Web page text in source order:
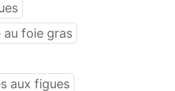
foie gras
aux figues